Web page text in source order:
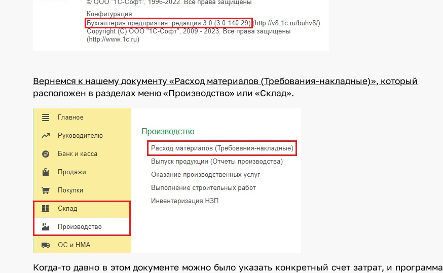
Вернемся к нашему документу «Расход материалов (Требования-накладные)», который
расположен в разделах меню «Производство» или «Склад».
Когда-то давно в этом документе можно было указать конкретный счет затрат, и программа